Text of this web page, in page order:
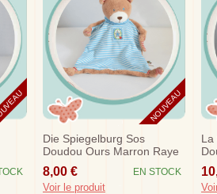
NOUVEAU
Die Spiegelburg Sos
Doudou Ours Marron Raye
Bleu Hochet
8,00 € EN STOCK
Voir le produit
La